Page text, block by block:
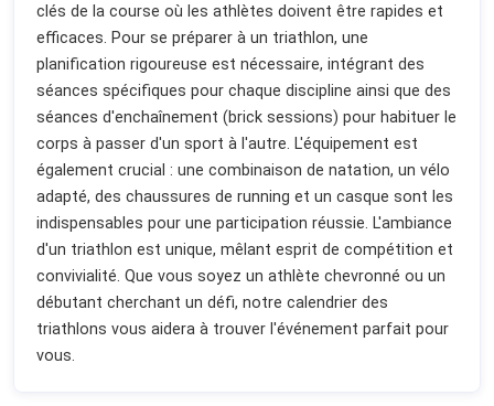
clés de la course où les athlètes doivent être rapides et
efficaces. Pour se préparer à un triathlon, une
planification rigoureuse est nécessaire, intégrant des
séances spécifiques pour chaque discipline ainsi que des
séances d'enchaînement (brick sessions) pour habituer le
corps à passer d'un sport à l'autre. L'équipement est
également crucial : une combinaison de natation, un vélo
adapté, des chaussures de running et un casque sont les
indispensables pour une participation réussie. L'ambiance
d'un triathlon est unique, mêlant esprit de compétition et
convivialité. Que vous soyez un athlète chevronné ou un
débutant cherchant un défi, notre calendrier des
triathlons vous aidera à trouver l'événement parfait pour
vous.